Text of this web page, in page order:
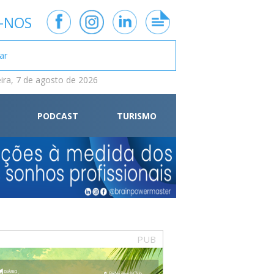
7 de agosto de 2026
PODCAST TURISMO
PUB